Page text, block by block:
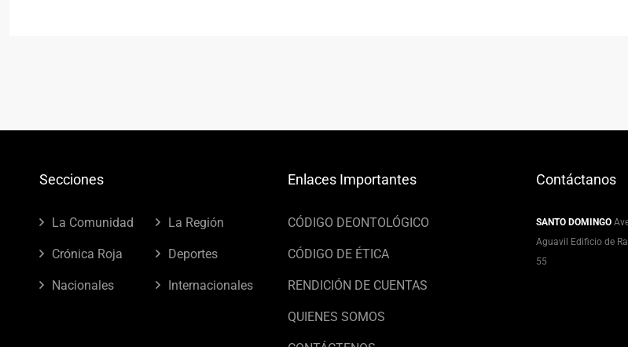
Secciones
La Comunidad La Región
Crónica Roja Deportes
Nacionales Internacionales
Enlaces Importantes
CÓDIGO DEONTOLÓGICO
CÓDIGO DE ÉTICA
RENDICIÓN DE CUENTAS
QUIENES SOMOS
Contáctanos
SANTO DOMINGO
Aguavil Edificio de
55